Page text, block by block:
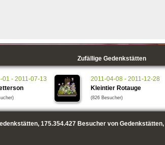
Zufällige Gedenkstätten
01 - 2011-07-13
2011-04-08 - 2011-12-28
Kleintier Rotauge
(826 Besucher)
175.354.427Besucher von Gedenkstätten,